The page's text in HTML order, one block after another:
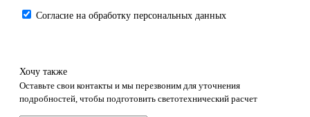
Согласие на обработку персональных данных
Хочу также
Оставьте свои контакты и мы перезвоним для уточнения
подробностей, чтобы подготовить светотехнический расчет